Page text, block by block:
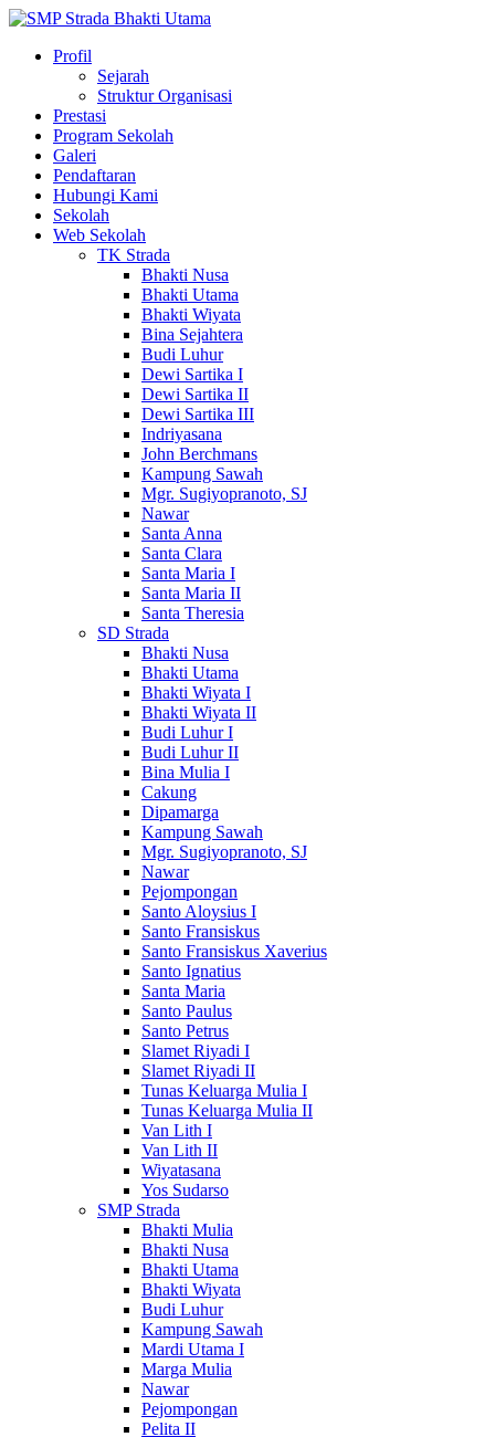
Profil
Sejarah
Struktur Organisasi
Prestasi
Program Sekolah
Galeri
Pendaftaran
Hubungi Kami
Sekolah
Web Sekolah
TK Strada
Bhakti Nusa
Bhakti Utama
Bhakti Wiyata
Bina Sejahtera
Budi Luhur
Dewi Sartika I
Dewi Sartika II
Dewi Sartika III
Indriyasana
John Berchmans
Kampung Sawah
Mgr. Sugiyopranoto, SJ
Nawar
Santa Anna
Santa Clara
Santa Maria I
Santa Maria II
Santa Theresia
SD Strada
Bhakti Nusa
Bhakti Utama
Bhakti Wiyata I
Bhakti Wiyata II
Budi Luhur I
Budi Luhur II
Bina Mulia I
Cakung
Dipamarga
Kampung Sawah
Mgr. Sugiyopranoto, SJ
Nawar
Pejompongan
Santo Aloysius I
Santo Fransiskus
Santo Fransiskus Xaverius
Santo Ignatius
Santa Maria
Santo Paulus
Santo Petrus
Slamet Riyadi I
Slamet Riyadi II
Tunas Keluarga Mulia I
Tunas Keluarga Mulia II
Van Lith I
Van Lith II
Wiyatasana
Yos Sudarso
SMP Strada
Bhakti Mulia
Bhakti Nusa
Bhakti Utama
Bhakti Wiyata
Budi Luhur
Kampung Sawah
Mardi Utama I
Marga Mulia
Nawar
Pejompongan
Pelita II